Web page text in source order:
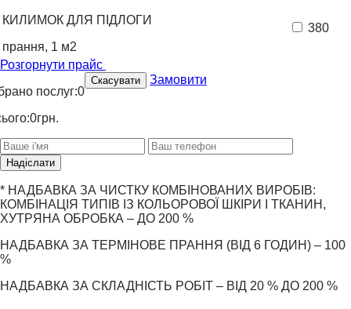
КИЛИМОК ДЛЯ ПІДЛОГИ
прання, 1 м2
380
Розгорнути прайс
послуг:0
0грн.
Скасувати Замовити
Надіслати
* НАДБАВКА ЗА ЧИСТКУ КОМБІНОВАНИХ ВИРОБІВ:
КОМБІНАЦІЯ ТИПІВ ІЗ КОЛЬОРОВОЇ ШКІРИ І ТКАНИН,
ХУТРЯНА ОБРОБКА – ДО 200 %
НАДБАВКА ЗА ТЕРМІНОВЕ ПРАННЯ (ВІД 6 ГОДИН) – 100
%
НАДБАВКА ЗА СКЛАДНІСТЬ РОБІТ – ВІД 20 % ДО 200 %